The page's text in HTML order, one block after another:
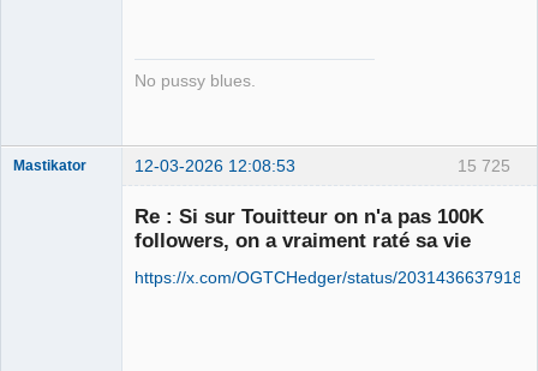
No pussy blues.
15 725
Mastikator 12-03-2026 12:08:53
Re : Si sur Touitteur on n'a pas 100K
followers, on a vraiment raté sa vie
https://x.com/OGTCHedger/status/